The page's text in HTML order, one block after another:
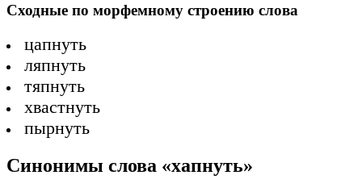
Сходные по морфемному строению слова
цапнуть
ляпнуть
тяпнуть
хвастнуть
пырнуть
Синонимы слова «хапнуть»